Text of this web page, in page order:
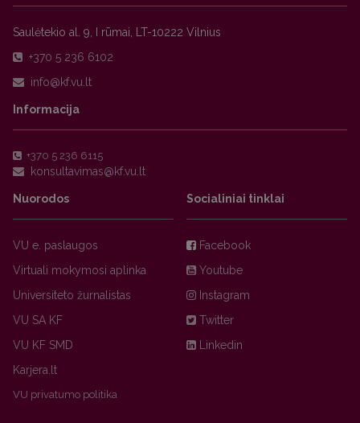
Saulėtekio al. 9, I rūmai, LT-10222 Vilnius
+370 5 236 6102
Informacija
+370 5 236 6115
Nuorodos
VU e. paslaugos
Virtuali mokymosi aplinka
Universiteto žurnalistas
VU SA KF
VU KF SMD
Karjera.lt
VU privatumo politika
Socialiniai tinklai
Facebook
Youtube
Instagram
Twitter
Linkedin